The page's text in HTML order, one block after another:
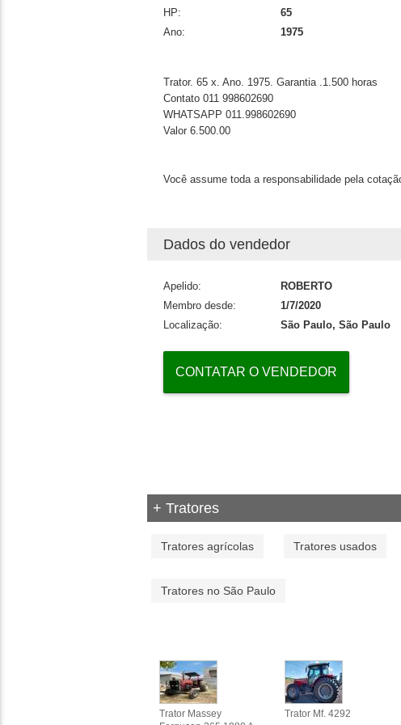
HP:
65
Ano:
1975
Trator. 65 x. Ano. 1975. Garantia .1.500 horas
Contato 011 998602690
WHATSAPP 011.998602690
Valor 6.500.00
Você assume toda a responsabilidade pela
Dados do vendedor
Apelido:
ROBERTO
Membro desde:
1/7/2020
Localização:
São Paulo, São Paulo
CONTATAR O VENDEDOR
+ Tratores
Tratores agrícolas Tratores usados
Tratores no São Paulo
Trator Massey
Trator Mf. 4292